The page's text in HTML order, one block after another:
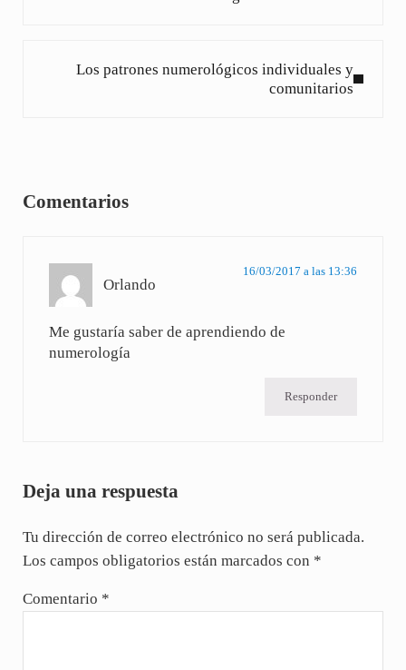
Los patrones numerológicos individuales y
comunitarios
Comentarios
Orlando
16/03/2017 a las 13:36
Me gustaría saber de aprendiendo de
numerología
Responder
Deja una respuesta
Tu dirección de correo electrónico no será publicada.
Los campos obligatorios están marcados con *
Comentario *